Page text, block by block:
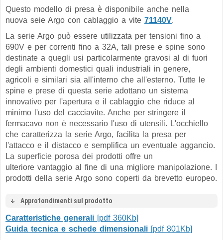
Questo modello di presa è disponibile anche nella
nuova seie Argo con cablaggio a vite 71140V.
La serie Argo può essere utilizzata per tensioni fino a
690V e per correnti fino a 32A, tali prese e spine sono
destinate a quegli usi particolarmente gravosi al di fuori
degli ambienti domestici quali industriali in genere,
agricoli e similari sia all'interno che all'esterno. Tutte le
spine e prese di questa serie adottano un sistema
innovativo per l'apertura e il cablaggio che riduce al
minimo l'uso del cacciavite. Anche per stringere il
fermacavo non è necessario l'uso di utensili. L'occhiello
che caratterizza la serie Argo, facilita la presa per
l'attacco e il distacco e semplifica un eventuale aggancio.
La superficie porosa dei prodotti offre un
ulteriore vantaggio al fine di una migliore manipolazione. I
prodotti della serie Argo sono coperti da brevetto europeo.
Approfondimenti sul prodotto
Caratteristiche generali [pdf 360Kb]
Guida tecnica e schede dimensionali [pdf 801Kb]